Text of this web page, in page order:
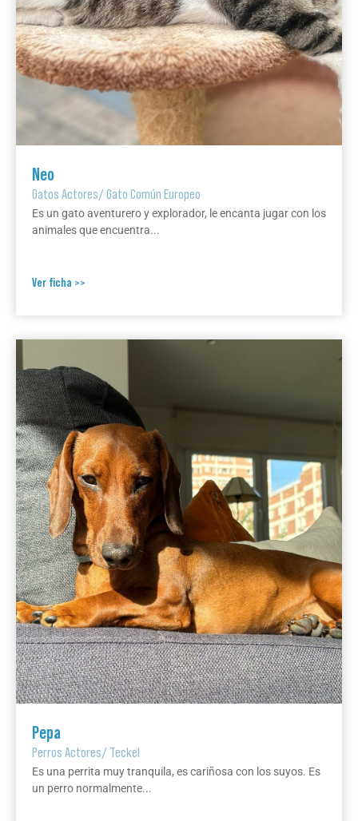
Neo
Gatos Actores/Gato Común Europeo
Es un gato aventurero y explorador, le encanta jugar con los
animales que encuentra...
Ver ficha >>
Pepa
Perros Actores/ Teckel
Es una perrita muy tranquila, es cariñosa con los suyos. Es
un perro normalmente...